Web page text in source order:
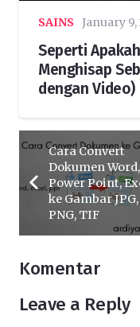
SAINS January 9,
Seperti
Menghisap
dengan Video)
Cara Convert
Dokumen Word,
Power Point,
ke Gambar JPG,
PNG, TIF
Komentar
Leave a Reply